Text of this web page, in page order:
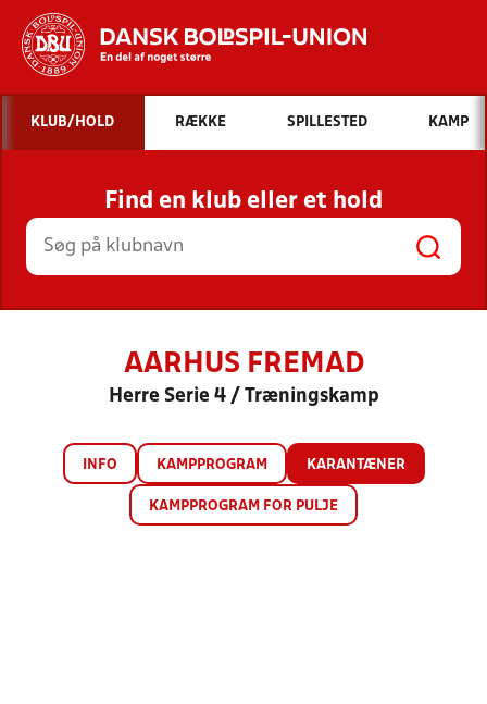
Hvad vil du søge efter?
INDHOLD OG NYHEDER
STILLINGER, RESULTATER, KLUBBER OG
HOLD
KLUB/HOLD RÆKKE SPILLESTED KAMP
Find en klub eller et hold
AARHUS FREMAD
Herre Serie 4 / Træningskamp
INFO KAMPPROGRAM KARANTÆNER
KAMPPROGRAM FOR PULJE